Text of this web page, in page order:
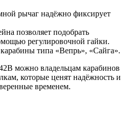
рычаг надёжно фиксирует
позволяет подобрать
регулировочной гайки.
типа «Вепрь», «Сайга».
можно владельцам карабинов
которые ценят надёжность и
временем.